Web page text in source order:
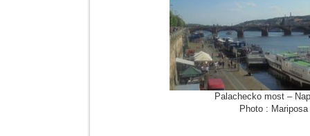
Palachecko most –
Photo : Mariposa